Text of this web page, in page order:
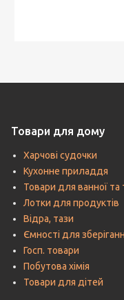
Товари для дому
Харчові судочки
Кухонне приладдя
Товари для ванної та
Лотки для продуктів
Відра, тази
Ємності для
Госп. товари
Побутова хімія
Товари для дітей